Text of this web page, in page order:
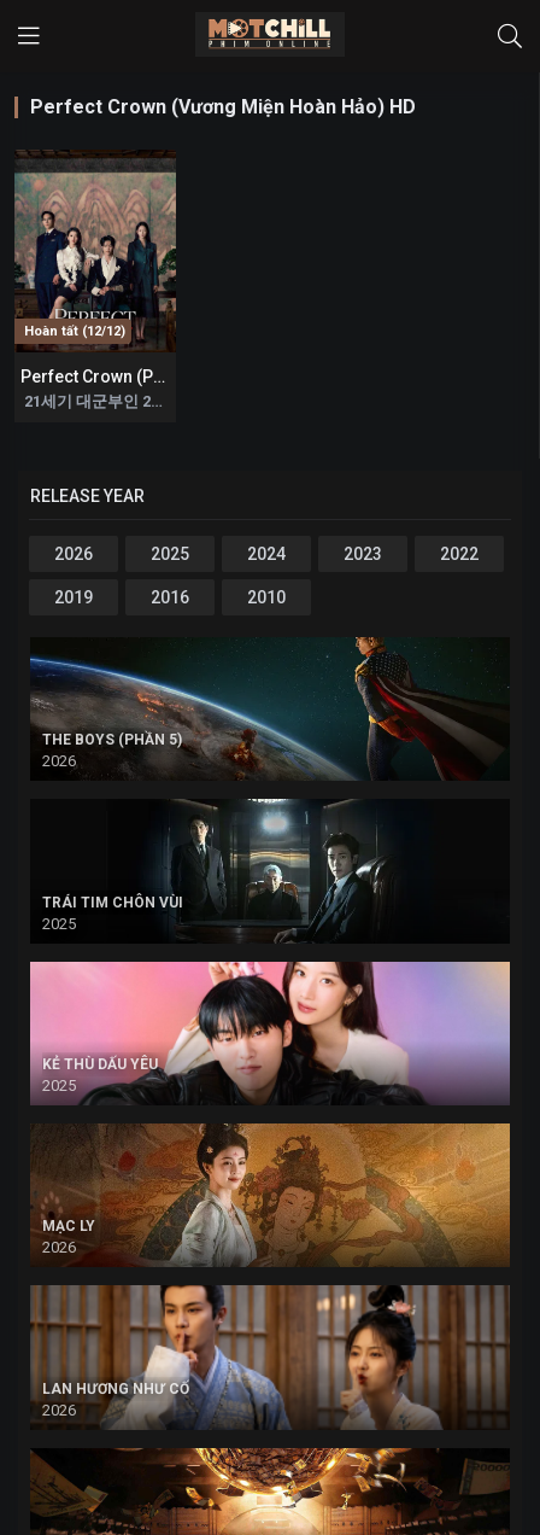
Perfect Crown (Vương Miện Hoàn Hảo) HD
Hoàn tất (12/12)
0
Perfect Crown (Phu Nhân Đại Quân Thế Kỷ 21)
21세기 대군부인 2026
RELEASE YEAR
2026 2025 2024 2023 2022
2019 2016 2010
THE BOYS (PHẦN 5)
2026
TRÁI TIM CHÔN VÙI
2025
KẺ THÙ DẤU YÊU
2025
MẠC LY
2026
LAN HƯƠNG NHƯ CỐ
2026